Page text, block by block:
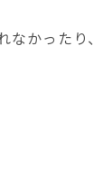
かったり、